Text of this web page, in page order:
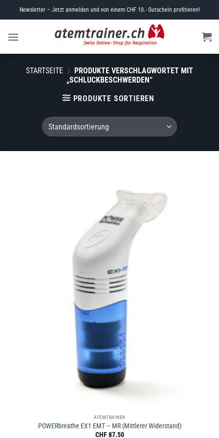
to
Newsletter – Jetzt anmelden und von einem CHF 10.- Gutschein profitieren!
STARTSEITE / PRODUKTE VERSCHLAGWORTET MIT
„SCHLUCKBESCHWERDEN“
PRODUKTE SORTIEREN
ATEMTRAINER
POWERbreathe EX1 EMT – MR (Mittlerer Widerstand)
CHF87.50